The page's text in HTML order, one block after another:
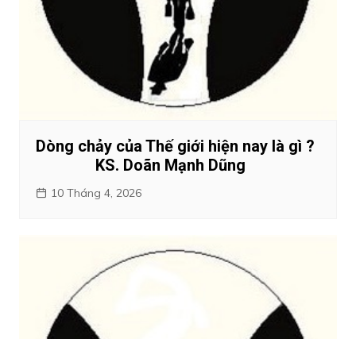
Dòng chảy của Thế giới hiện nay là gì ?
KS. Doãn Mạnh Dũng
10 Tháng 4, 2026